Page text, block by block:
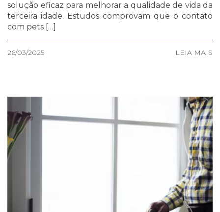
solução eficaz para melhorar a qualidade de vida da
terceira idade. Estudos comprovam que o contato
com pets […]
26/03/2025 LEIA MAIS